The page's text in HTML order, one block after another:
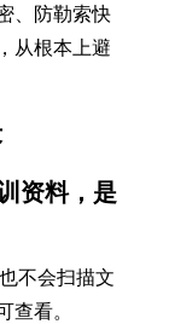
、防勒索快
从根本上避
资料，是
不会扫描文
查看。